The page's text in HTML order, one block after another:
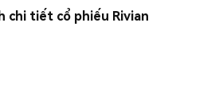
chi tiết cổ phiếu Rivian